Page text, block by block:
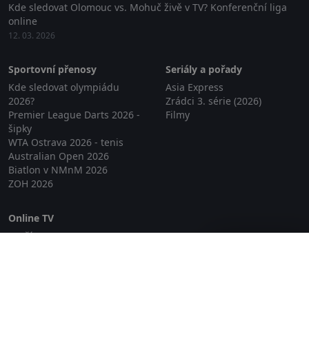
Kde sledovat Olomouc vs. Mohuč živě v TV? Konferenční liga
online
12. 03. 2026
Sportovní přenosy
Kde sledovat olympiádu
2026?
Premier League Darts 2026 -
šipky
WTA Ostrava 2026 - tenis
Australian Open 2026
Biatlon v NMnM 2026
ZOH 2026
Seriály a pořady
Asia Express
Zrádci 3. série (2026)
Filmy
Online TV
Lepší.TV